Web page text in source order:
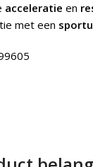
acceleratie en
met een